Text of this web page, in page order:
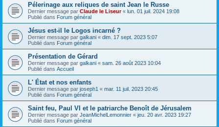
Pélerinage aux reliques de saint Jean le Russe
Dernier message par Claude le Liseur« lun. 01 juil. 2024 19:08
Publié dans Forum général
Jésus est-il le Logos incarné ?
Dernier message par galkani « dim. 17 sept. 2023 5:07
Publié dans Forum général
Présentation de Gérard
Dernier message par galkani « sam. 26 août 2023 10:04
Publié dans Accueil
L' État et nos enfants
Dernier message par joseph1 « mar. 11 juil. 2023 20:45
Publié dans Forum général
Saint feu, Paul VI et le patriarche Benoît de Jérusalem
Dernier message par JeanMichelLemonnier « jeu. 20 avr. 2023 19:27
Publié dans Forum général